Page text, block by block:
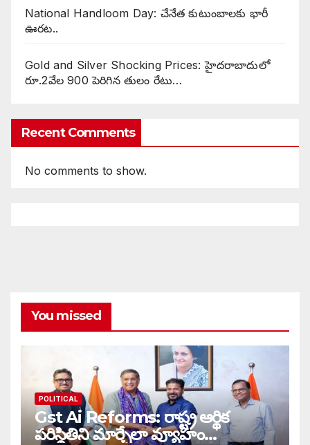
National Handloom Day: చేనేత కుటుంబాలకు భారీ
ఊరట..
Gold and Silver Shocking Prices: హైదరాబాదులో
రూ.2వేల 900 పెరిగిన తులం రేటు…
Recent Comments
No comments to show.
You missed
POLITICAL
Gst Ai Reforms: రాష్ట్ర ఆర్థిక
పరిస్థితిని మార్చేలా వ్యూహం…